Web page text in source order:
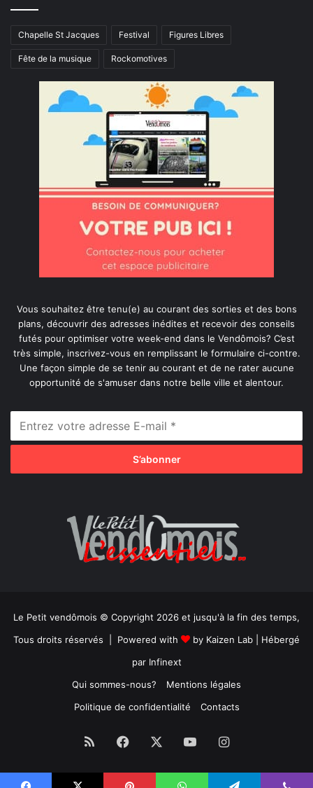
Chapelle St Jacques Festival Figures Libres
Fête de la musique Rockomotives
Vous souhaitez être tenu(e) au courant des sorties et des bons
plans, découvrir des adresses inédites et recevoir des conseils
futés pour optimiser votre week-end dans le Vendômois? C’est
très simple, inscrivez-vous en remplissant le formulaire ci-contre.
Une façon simple de se tenir au courant et de ne rater aucune
opportunité de s'amuser dans notre belle ville et alentour.
Le Petit vendômois © Copyright 2026 et jusqu'à la fin des temps,
Tous droits réservés | Powered with
by Kaizen Lab | Hébergé
par Infinext
Qui sommes-nous?
Mentions légales
Politique de confidentialité
Contacts
RSS Facebook YouTubeInstagram